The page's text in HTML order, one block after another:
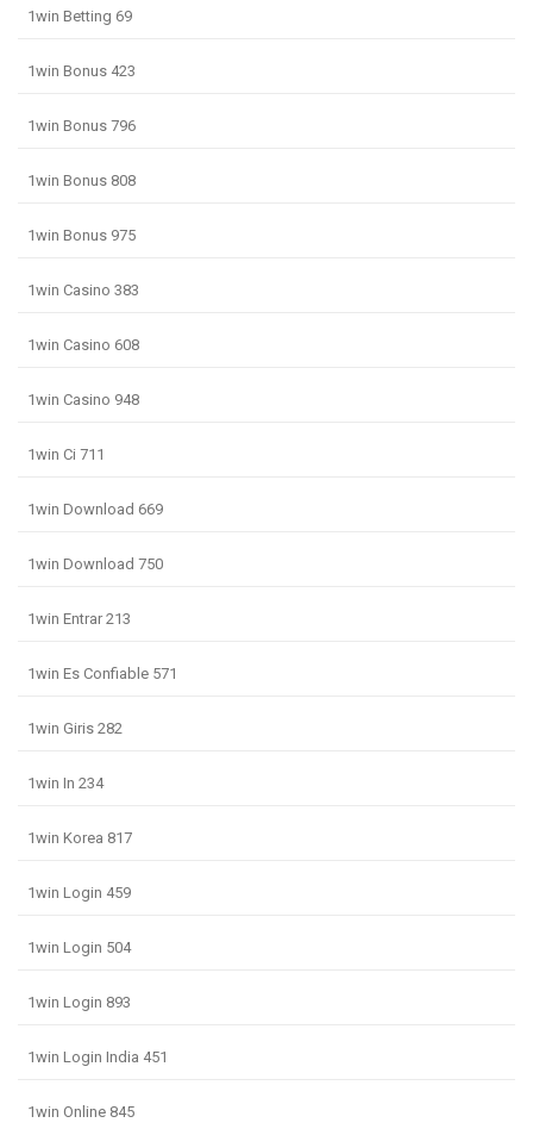
1win Betting 69
1win Bonus 423
1win Bonus 796
1win Bonus 808
1win Bonus 975
1win Casino 383
1win Casino 608
1win Casino 948
1win Ci 711
1win Download 669
1win Download 750
1win Entrar 213
1win Es Confiable 571
1win Giris 282
1win In 234
1win Korea 817
1win Login 459
1win Login 504
1win Login 893
1win Login India 451
1win Online 845